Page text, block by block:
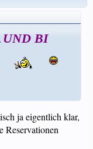
UND BI
ja eigentlich klar,
Reservationen